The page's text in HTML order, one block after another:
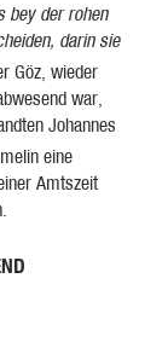
bey der rohen
darin sie
Göz, wieder
war,
Jo­hannes
eine
Amtszeit